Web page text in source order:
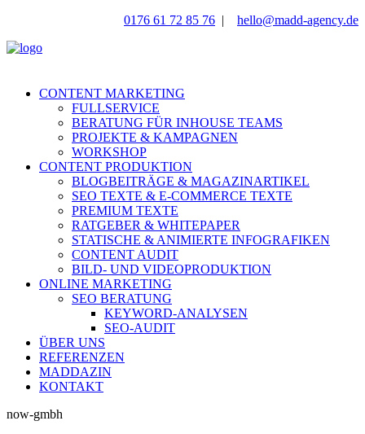
0176 61 72 85 76 | hello@madd-agency.de
CONTENT MARKETING
FULLSERVICE
BERATUNG FÜR INHOUSE TEAMS
PROJEKTE & KAMPAGNEN
WORKSHOP
CONTENT PRODUKTION
BLOGBEITRÄGE & MAGAZINARTIKEL
SEO TEXTE & E-COMMERCE TEXTE
PREMIUM TEXTE
RATGEBER & WHITEPAPER
STATISCHE & ANIMIERTE INFOGRAFIKEN
CONTENT AUDIT
BILD- UND VIDEOPRODUKTION
ONLINE MARKETING
SEO BERATUNG
KEYWORD-ANALYSEN
SEO-AUDIT
ÜBER UNS
REFERENZEN
MADDAZIN
KONTAKT
now-gmbh